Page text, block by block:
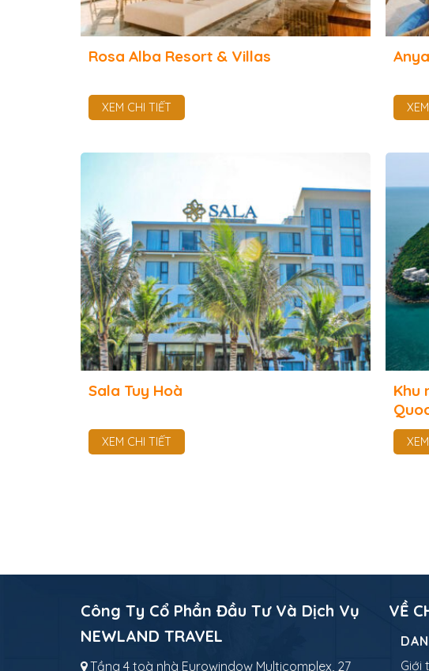
Rosa Alba Resort & Villas
XEM CHI TIẾT
Sala Tuy Hoà
XEM CHI TIẾT
Khu
Công Ty Cổ Phần Đầu Tư Và Dịch Vụ
NEWLAND TRAVEL
Tầng 4 toà nhà Eurowindow Multicomplex, 27
VỀ
Giới